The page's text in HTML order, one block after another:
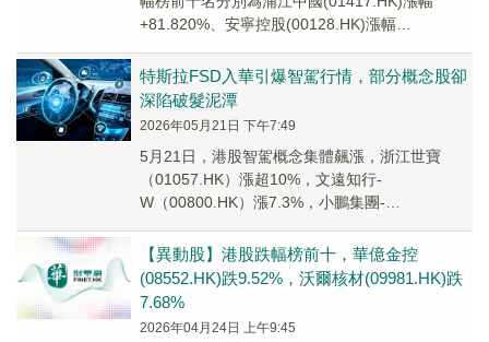
+81.820%、安寧控股(00128.HK)漲幅
特斯拉FSD入華引爆智駕行情，部分概念股卻
深陷破髮泥潭
2026年05月21日 下午7:49
5月21日，港股智駕概念集體飆漲，浙江世寶
（01057.HK）漲超10%，文遠知行-
W（00800.HK）漲7.3%，小鵬集團-
【異動股】港股跌幅榜前十，華億金控
(08552.HK)跌9.52%，沃爾核材(09981.HK)跌
7.68%
2026年04月24日 上午9:45